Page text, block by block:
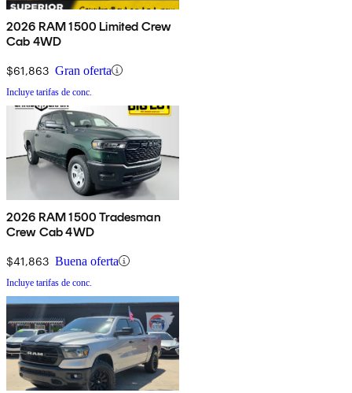
2026 RAM 1500 Limited Crew
Cab 4WD
$61,863 Gran oferta
Incluye tarifas de conc.
2026 RAM 1500 Tradesman
Crew Cab 4WD
$41,863 Buena oferta
Incluye tarifas de conc.